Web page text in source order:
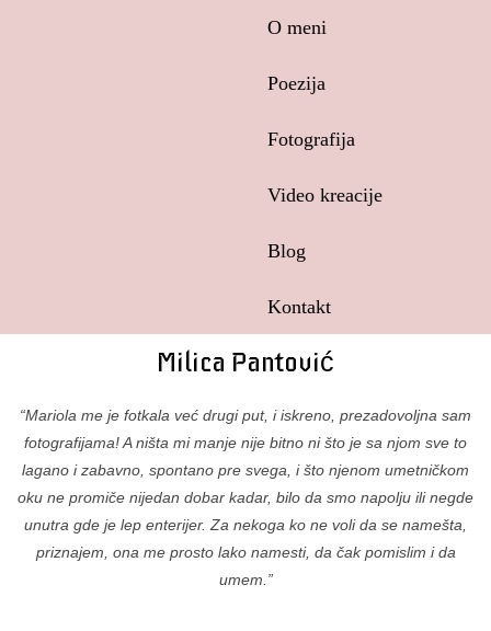
O meni
Poezija
Fotografija
Video kreacije
Blog
Kontakt
Milica Pantović
“Mariola me je fotkala već drugi put, i iskreno, prezadovoljna sam
fotografijama! A ništa mi manje nije bitno ni što je sa njom sve to
lagano i zabavno, spontano pre svega, i što njenom umetničkom
oku ne promiče nijedan dobar kadar, bilo da smo napolju ili negde
unutra gde je lep enterijer. Za nekoga ko ne voli da se namešta,
priznajem, ona me prosto lako namesti, da čak pomislim i da
umem.”